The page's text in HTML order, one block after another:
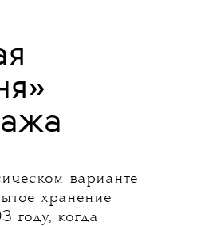
варианте
хранение
году, когда